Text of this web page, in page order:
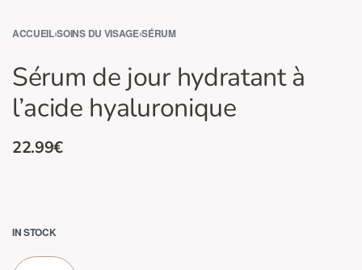
ACCUEIL›SOINS DU VISAGE›SÉRUM
Sérum de jour hydratant à
l’acide hyaluronique
22.99€
IN STOCK